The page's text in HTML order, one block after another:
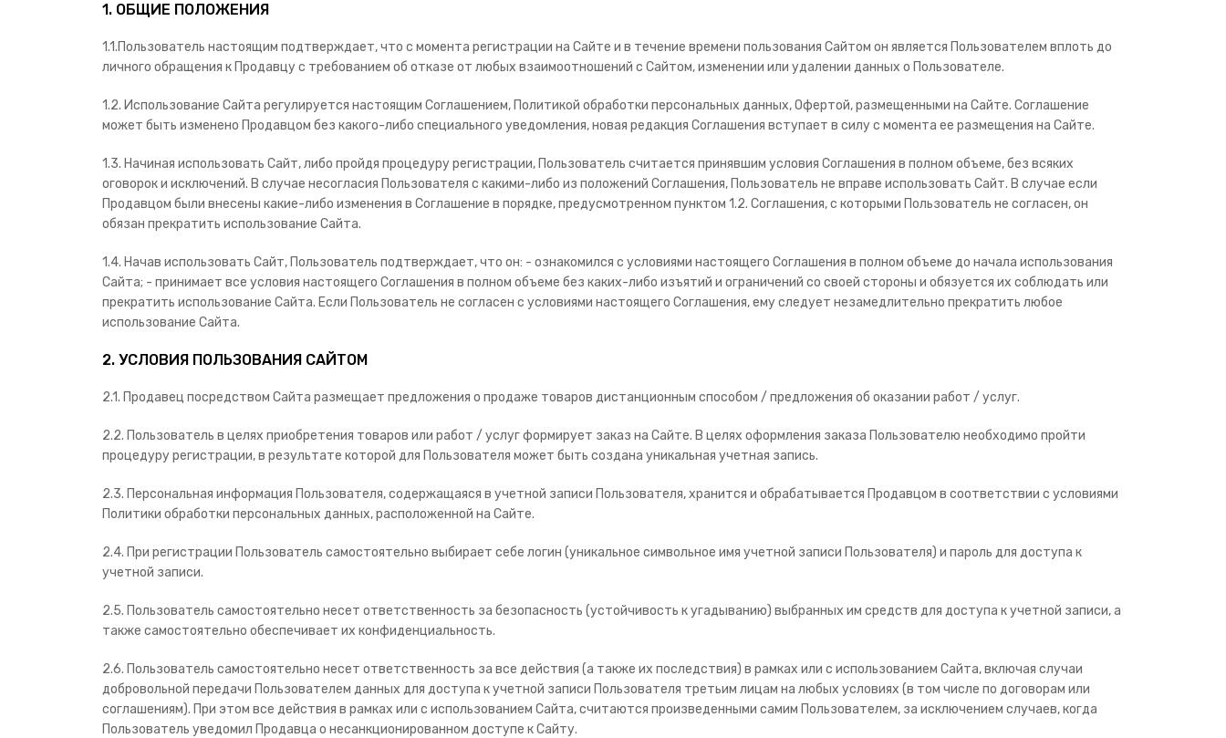
1. ОБЩИЕ ПОЛОЖЕНИЯ
1.1.Пользователь настоящим подтверждает, что с момента регистрации на Сайте и в течение времени пользования Сайтом он является Пользователем вплоть до
личного обращения к Продавцу с требованием об отказе от любых взаимоотношений с Сайтом, изменении или удалении данных о Пользователе.
1.2. Использование Сайта регулируется настоящим Соглашением, Политикой обработки персональных данных, Офертой, размещенными на Сайте. Соглашение
может быть изменено Продавцом без какого-либо специального уведомления, новая редакция Соглашения вступает в силу с момента ее размещения на Сайте.
1.3. Начиная использовать Сайт, либо пройдя процедуру регистрации, Пользователь считается принявшим условия Соглашения в полном объеме, без всяких
оговорок и исключений. В случае несогласия Пользователя с какими-либо из положений Соглашения, Пользователь не вправе использовать Сайт. В случае если
Продавцом были внесены какие-либо изменения в Соглашение в порядке, предусмотренном пунктом 1.2. Соглашения, с которыми Пользователь не согласен, он
обязан прекратить использование Сайта.
1.4. Начав использовать Сайт, Пользователь подтверждает, что он: - ознакомился с условиями настоящего Соглашения в полном объеме до начала использования
Сайта; - принимает все условия настоящего Соглашения в полном объеме без каких-либо изъятий и ограничений со своей стороны и обязуется их соблюдать или
прекратить использование Сайта. Если Пользователь не согласен с условиями настоящего Соглашения, ему следует незамедлительно прекратить любое
использование Сайта.
2. УСЛОВИЯ ПОЛЬЗОВАНИЯ САЙТОМ
2.1. Продавец посредством Сайта размещает предложения о продаже товаров дистанционным способом / предложения об оказании работ / услуг.
2.2. Пользователь в целях приобретения товаров или работ / услуг формирует заказ на Сайте. В целях оформления заказа Пользователю необходимо пройти
процедуру регистрации, в результате которой для Пользователя может быть создана уникальная учетная запись.
2.3. Персональная информация Пользователя, содержащаяся в учетной записи Пользователя, хранится и обрабатывается Продавцом в соответствии с условиями
Политики обработки персональных данных, расположенной на Сайте.
2.4. При регистрации Пользователь самостоятельно выбирает себе логин (уникальное символьное имя учетной записи Пользователя) и пароль для доступа к
учетной записи.
2.5. Пользователь самостоятельно несет ответственность за безопасность (устойчивость к угадыванию) выбранных им средств для доступа к учетной записи, а
также самостоятельно обеспечивает их конфиденциальность.
2.6. Пользователь самостоятельно несет ответственность за все действия (а также их последствия) в рамках или с использованием Сайта, включая случаи
добровольной передачи Пользователем данных для доступа к учетной записи Пользователя третьим лицам на любых условиях (в том числе по договорам или
соглашениям). При этом все действия в рамках или с использованием Сайта, считаются произведенными самим Пользователем, за исключением случаев, когда
Пользователь уведомил Продавца о несанкционированном доступе к Сайту.